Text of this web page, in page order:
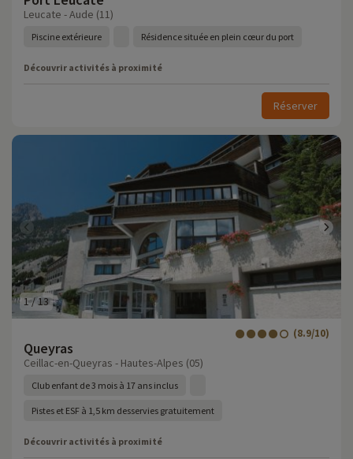
Leucate - Aude (11)
Piscine extérieure Résidence située en plein cœur du port
Découvrir activités à proximité
Réserver
1/13
Queyras
(8.9/10)
Ceillac-en-Queyras - Hautes-Alpes (05)
Club enfant de 3 mois à 17 ans inclus
Pistes et ESF à 1,5 km desservies gratuitement
Découvrir activités à proximité